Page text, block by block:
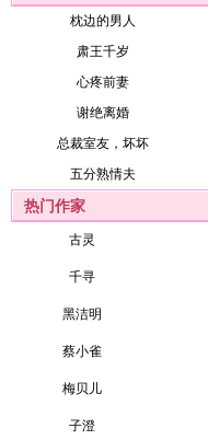
枕边的男人
肃王千岁
心疼前妻
谢绝离婚
总裁室友，坏坏
五分熟情夫
热门作家
古灵
千寻
黑洁明
蔡小雀
梅贝儿
子澄